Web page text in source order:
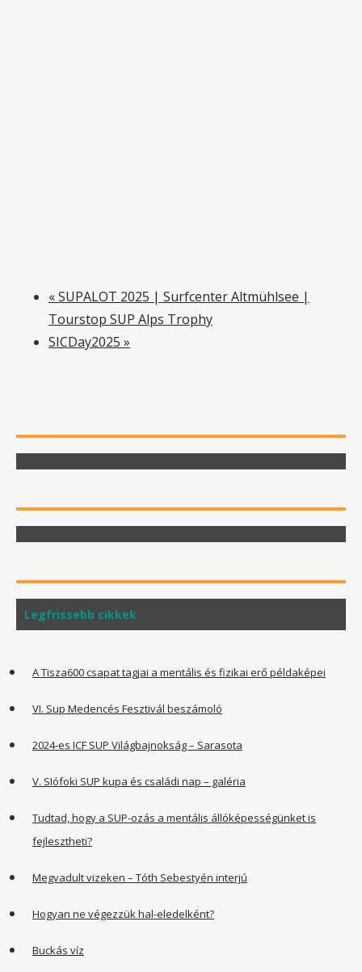
«SUPALOT 2025 | Surfcenter Altmühlsee |
Tourstop SUP Alps Trophy
SICDay2025 »
Legfrissebb cikkek
A Tisza600 csapat tagjai a mentális és fizikai erő példaképei
VI. Sup Medencés Fesztivál beszámoló
2024-es ICF SUP Világbajnokság – Sarasota
V. SIófoki SUP kupa és családi nap – galéria
Tudtad, hogy a SUP-ozás a mentális állóképességünket is
fejlesztheti?
Megvadult vizeken – Tóth Sebestyén interjú
Hogyan ne végezzük hal-eledelként?
Buckás víz